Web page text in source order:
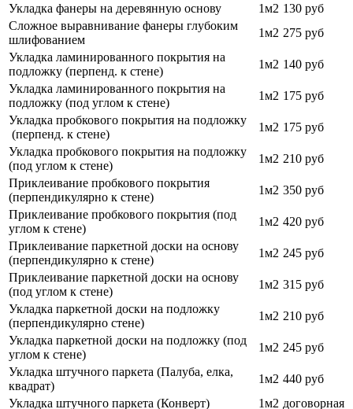
Укладка фанеры на деревянную основу
1м2 130 руб
Сложное выравнивание фанеры глубоким
шлифованием
1м2 275 руб
Укладка ламинированного покрытия на
подложку (перпенд. к стене)
1м2 140 руб
Укладка ламинированного покрытия на
подложку (под углом к стене)
1м2 175 руб
Укладка пробкового покрытия на подложку
(перпенд. к стене)
1м2 175 руб
Укладка пробкового покрытия на подложку
(под углом к стене)
1м2 210 руб
Приклеивание пробкового покрытия
(перпендикулярно к стене)
1м2 350 руб
Приклеивание пробкового покрытия (под
углом к стене)
1м2 420 руб
Приклеивание паркетной доски на основу
(перпендикулярно к стене)
1м2 245 руб
Приклеивание паркетной доски на основу
(под углом к стене)
1м2 315 руб
Укладка паркетной доски на подложку
(перпендикулярно стене)
1м2 210 руб
Укладка паркетной доски на подложку (под
углом к стене)
1м2 245 руб
Укладка штучного паркета (Палуба, елка,
квадрат)
1м2 440 руб
Укладка штучного паркета (Конверт)
1м2 договорная